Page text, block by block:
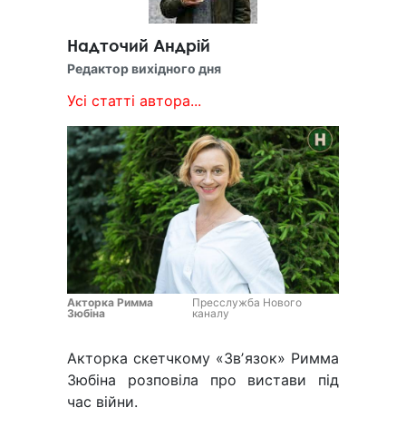
Надточий Андрій
Редактор вихідного дня
Усі статті автора...
Акторка Римма
Зюбіна
Пресслужба Нового
каналу
Акторка скетчкому «Звʼязок» Римма
Зюбіна розповіла про вистави під
час війни.